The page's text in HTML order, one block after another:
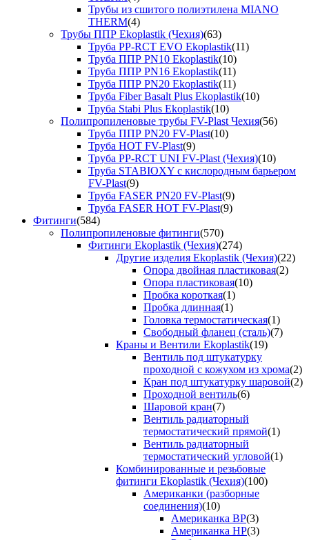
Трубы из сшитого полиэтилена MIANO
THERM(4)
Трубы ППР Ekoplastik (Чехия)(63)
Труба PP-RCT EVO Ekoplastik(11)
Труба ППР PN10 Ekoplastik(10)
Труба ППР PN16 Ekoplastik(11)
Труба ППР PN20 Ekoplastik(11)
Труба Fiber Basalt Plus Ekoplastik(10)
Труба Stabi Plus Ekoplastik(10)
Полипропиленовые трубы FV-Plast Чехия(56)
Труба ППР PN20 FV-Plast(10)
Труба HOT FV-Plast(9)
Труба PP-RCT UNI FV-Plast (Чехия)(10)
Труба STABIOXY с кислородным барьером
FV-Plast(9)
Труба FASER PN20 FV-Plast(9)
Труба FASER HOT FV-Plast(9)
Фитинги(584)
Полипропиленовые фитинги(570)
Фитинги Ekoplastik (Чехия)(274)
Другие изделия Ekoplastik (Чехия)(22)
Опора двойная пластиковая(2)
Опора пластиковая(10)
Пробка короткая(1)
Пробка длинная(1)
Головка термостатическая(1)
Свободный фланец (сталь)(7)
Краны и Вентили Ekoplastik(19)
Вентиль под штукатурку
проходной с кожухом из хрома(2)
Кран под штукатурку шаровой(2)
Проходной вентиль(6)
Шаровой кран(7)
Вентиль радиаторный
термостатический прямой(1)
Вентиль радиаторный
термостатический угловой(1)
Комбинированные и резьбовые
фитинги Ekoplastik (Чехия)(100)
Американки (разборные
соединения)(10)
Американка ВР(3)
Американка НР(3)